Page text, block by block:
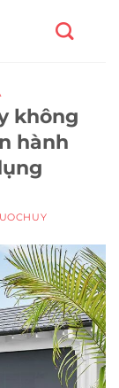
không
hành